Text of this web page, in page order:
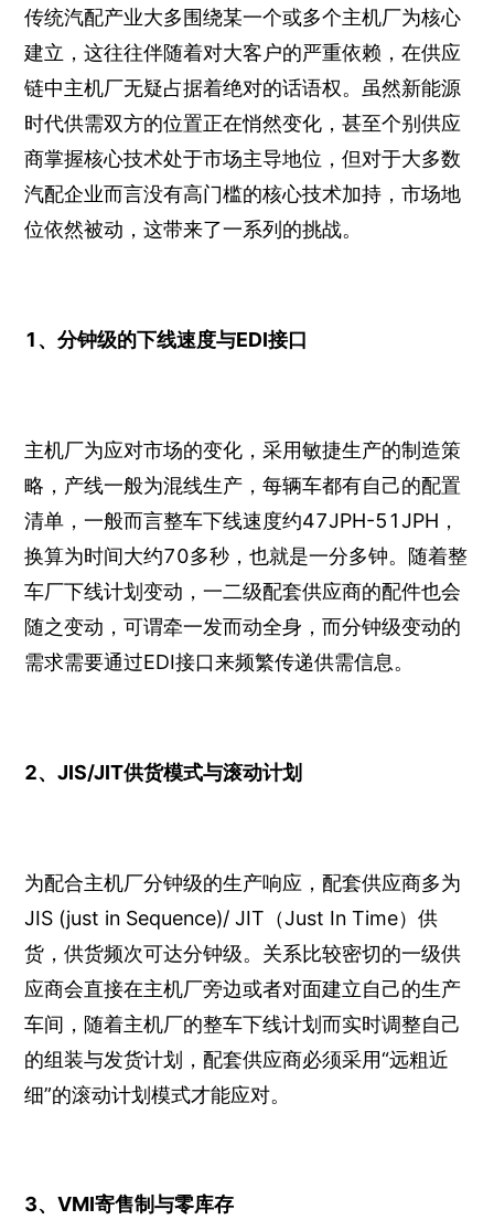
传统汽配产业大多围绕某一个或多个主机厂为核心
建立，这往往伴随着对大客户的严重依赖，在供应
链中主机厂无疑占据着绝对的话语权。虽然新能源
时代供需双方的位置正在悄然变化，甚至个别供应
商掌握核心技术处于市场主导地位，但对于大多数
汽配企业而言没有高门槛的核心技术加持，市场地
位依然被动，这带来了一系列的挑战。
1、分钟级的下线速度与EDI接口
主机厂为应对市场的变化，采用敏捷生产的制造策
略，产线一般为混线生产，每辆车都有自己的配置
清单，一般而言整车下线速度约47JPH-51JPH，
换算为时间大约70多秒，也就是一分多钟。随着整
车厂下线计划变动，一二级配套供应商的配件也会
随之变动，可谓牵一发而动全身，而分钟级变动的
需求需要通过EDI接口来频繁传递供需信息。
2、JIS/JIT供货模式与滚动计划
为配合主机厂分钟级的生产响应，配套供应商多为
JIS (just in Sequence)/ JIT（Just In Time）供
货，供货频次可达分钟级。关系比较密切的一级供
应商会直接在主机厂旁边或者对面建立自己的生产
车间，随着主机厂的整车下线计划而实时调整自己
的组装与发货计划，配套供应商必须采用“远粗近
细”的滚动计划模式才能应对。
3、VMI寄售制与零库存